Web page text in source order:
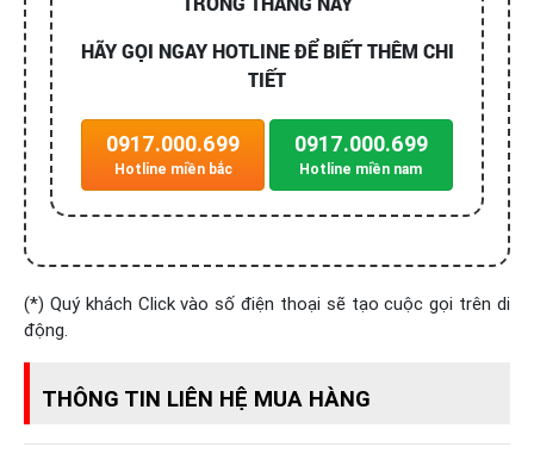
HÃY GỌI NGAY HOTLINE ĐỂ BIẾT THÊM CHI
TIẾT
0917.000.699
Hotline miền bắc
0917.000.699
Hotline miền nam
(*) Quý khách Click vào số điện thoại sẽ tạo cuộc gọi trên di
động.
THÔNG TIN LIÊN HỆ MUA HÀNG